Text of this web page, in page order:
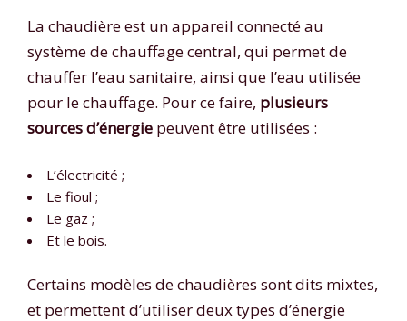
La chaudière est un appareil connecté au
système de chauffage central, qui permet de
chauffer l’eau sanitaire, ainsi que l’eau utilisée
pour le chauffage. Pour ce faire, plusieurs
sources d’énergie peuvent être utilisées :
L’électricité ;
Le fioul ;
Le gaz ;
Et le bois.
Certains modèles de chaudières sont dits mixtes,
et permettent d’utiliser deux types d’énergie